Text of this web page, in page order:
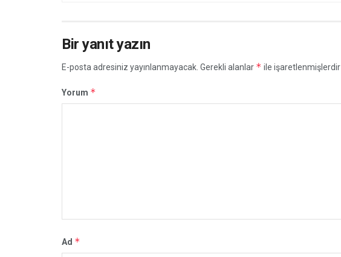
Bir yanıt yazın
E-posta adresiniz yayınlanmayacak. Gerekli alanlar * ile işaretlenmişlerdir
Yorum *
Ad *